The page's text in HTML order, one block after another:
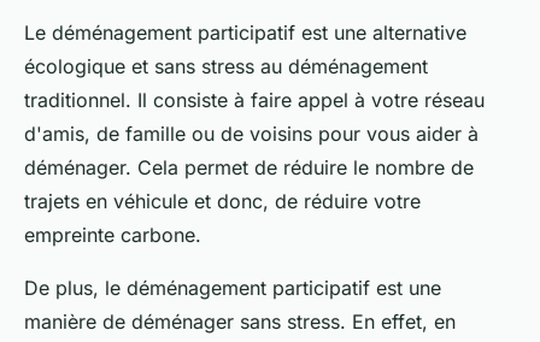
Le déménagement participatif est une alternative
écologique et sans stress au déménagement
traditionnel. Il consiste à faire appel à votre réseau
d'amis, de famille ou de voisins pour vous aider à
déménager. Cela permet de réduire le nombre de
trajets en véhicule et donc, de réduire votre
empreinte carbone.
De plus, le déménagement participatif est une
manière de déménager sans stress. En effet, en